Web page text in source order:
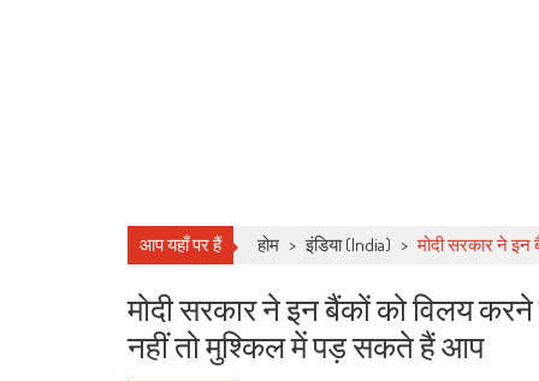
आप यहाँ पर हैं होम > इंडिया (India) > मोदी सरकार ने
मोदी सरकार ने इन बैंकों को विलय
नहीं तो मुश्किल में पड़ सकते हैं आप